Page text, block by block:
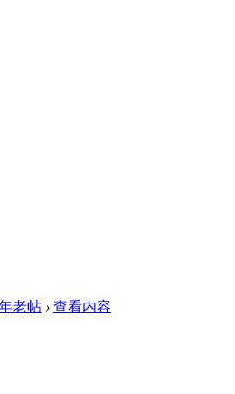
老帖 › 查看内容